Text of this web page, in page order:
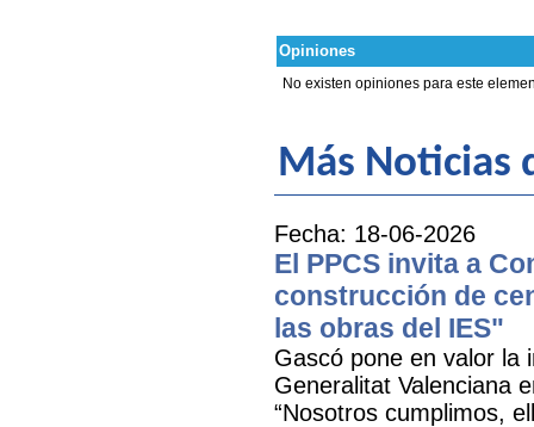
Opiniones
No existen opiniones para este
Más Noticias
Fecha: 18-06-2026
El PPCS invita a
construcción de
las obras del IES"
Gascó pone en valor la
Generalitat Valenciana
“Nosotros cumplimos,